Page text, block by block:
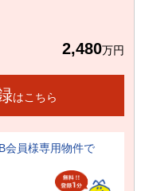
2,480万円
はこちら
会員様専用物件で